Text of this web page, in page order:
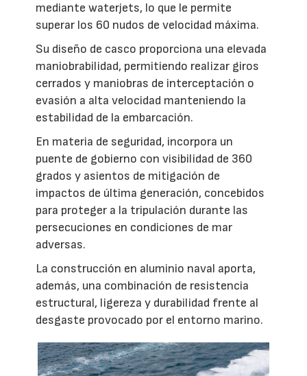
mediante waterjets, lo que le permite
superar los 60 nudos de velocidad máxima.
Su diseño de casco proporciona una elevada
maniobrabilidad, permitiendo realizar giros
cerrados y maniobras de interceptación o
evasión a alta velocidad manteniendo la
estabilidad de la embarcación.
En materia de seguridad, incorpora un
puente de gobierno con visibilidad de 360
grados y asientos de mitigación de
impactos de última generación, concebidos
para proteger a la tripulación durante las
persecuciones en condiciones de mar
adversas.
La construcción en aluminio naval aporta,
además, una combinación de resistencia
estructural, ligereza y durabilidad frente al
desgaste provocado por el entorno marino.